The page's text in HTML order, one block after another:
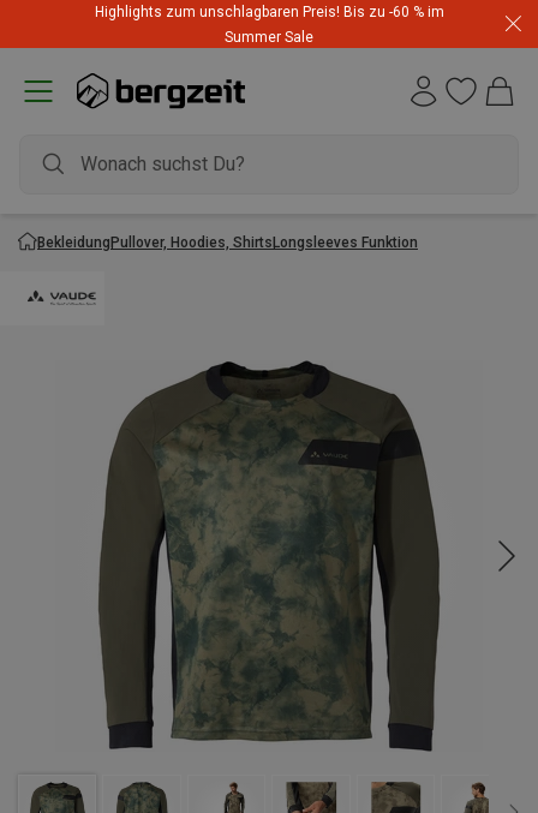
Highlights zum unschlagbaren Preis! Bis zu -60 % im
Summer Sale
BekleidungPullover, Hoodies, ShirtsLongsleeves Funktion